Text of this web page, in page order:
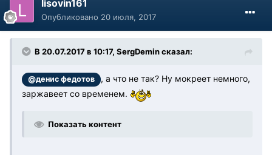
lisovin161
Опубликовано 20 июля, 2017
В 20.07.2017 в 10:17, SergDemin сказал:
@денис федотов
, а что не так? Ну мокреет немного,
заржавеет со временем.
Показать контент